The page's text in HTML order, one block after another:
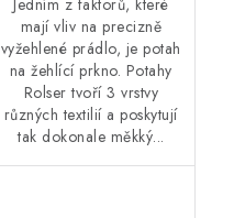
mají vliv na precizně
vyžehlené prádlo, je potah
na žehlící prkno. Potahy
Rolser tvoří 3 vrstvy
různých textilií a poskytují
tak dokonale měkký...